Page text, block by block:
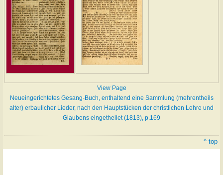
View Page
Neueingerichtetes Gesang-Buch, enthaltend eine Sammlung (mehrentheils
alter) erbaulicher Lieder, nach den Hauptstücken der christlichen Lehre und
Glaubens eingetheilet (1813), p.169
^ top